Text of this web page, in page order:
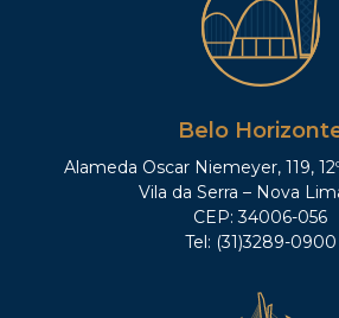
Belo
Alameda Oscar Niemeyer, 119,
Vila da Serra – Nova
CEP: 34006-056
Tel: (31)3289-0900